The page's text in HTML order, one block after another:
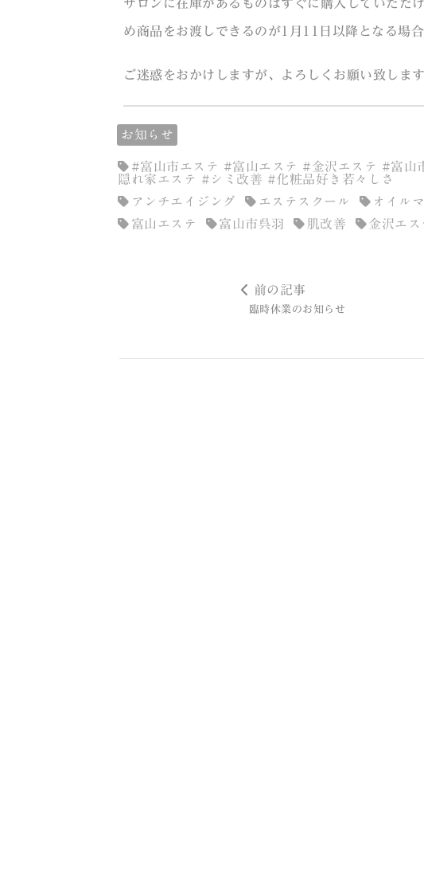
サロンに在庫があるものはすぐに購入していただ
め商品をお渡しできるのが1月11日以降となる場
ご迷惑をおかけしますが、よろしくお願い致します
お知らせ
#富山市エステ #富山エステ #金沢エステ #富
隠れ家エステ #シミ改善 #化粧品好き若々しさ
アンチエイジング
エステスクール オイル
富山エステ
富山市呉羽 肌改善 金沢エス
前の記事
臨時休業のお知らせ